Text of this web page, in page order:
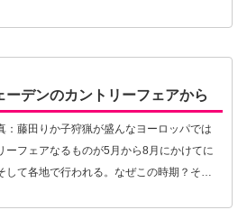
…【続きを読む】
ーデンのカントリーフェアから
：藤田りか子狩猟が盛んなヨーロッパでは
ーフェアなるものが5月から8月にかけてに
して各地で行われる。なぜこの時期？それ